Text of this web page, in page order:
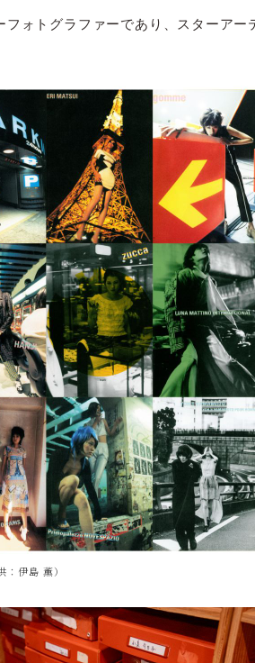
ォトグラファーであり、スターアー
伊島 薫）